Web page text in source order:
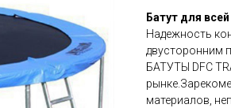
Батут для
Надежность
двусторонним
БАТУТЫ DFC
материалов,